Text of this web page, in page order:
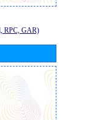
RPC, GAR)